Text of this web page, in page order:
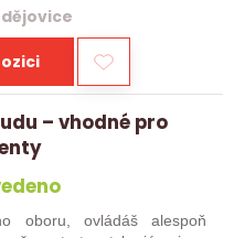
– vhodné pro
oboru, ovládáš alespoň